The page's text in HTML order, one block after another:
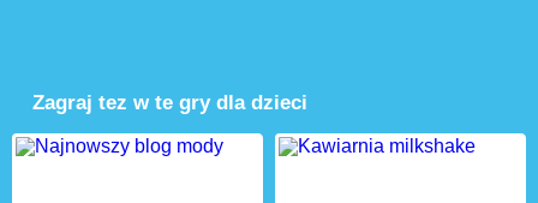
Zagraj tez w te gry dla dzieci